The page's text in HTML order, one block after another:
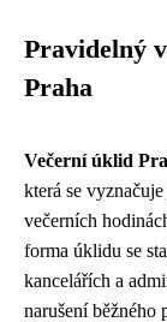
Pravidelný
Praha
Večerní úklid
která se
večerních
forma úklidu se
kancelářích a
narušení běžného